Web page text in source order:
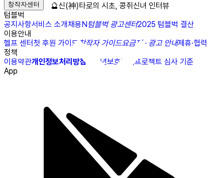
창작자센터
텀블벅
공지사항서비스 소개채용N텀블벅 광고센터2025 텀블벅 결산
이용안내
헬프 센터첫 후원 가이드 창작자 가이드요금제 · 광고 안내제휴·협력
정책
이용약관개인정보처리방침 청소년보호정책프로젝트 심사 기준
App
🔮신(神)타로의 시초, 콩쥐신녀 인터뷰